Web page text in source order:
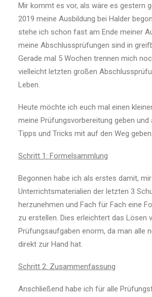
Mir kommt es vor, als wäre es gestern
2019 meine Ausbildung bei Halder
stehe ich schon fast am Ende meiner
meine Abschlussprüfungen sind in
Gerade mal 5 Wochen trennen mich
vielleicht letzten großen
Leben.
Heute möchte ich euch mal einen
meine Prüfungsvorbereitung geben und
Tipps und Tricks mit auf den Weg geben.
Schritt 1: Formelsammlung
Begonnen habe ich als erstes damit,
Unterrichtsmaterialien der letzten 3
herzunehmen und Fach für Fach eine
zu erstellen. Dies erleichtert das Lösen
Prüfungsaufgaben enorm, da man alle
direkt zur Hand hat.
Schritt 2: Zusammenfassung
Anschließend habe ich für alle